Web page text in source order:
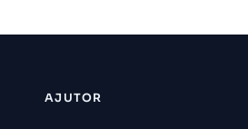
AJUTOR